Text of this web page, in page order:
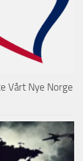
Vårt Nye Norge